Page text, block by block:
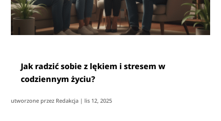
Jak radzić sobie z lękiem i stresem w
codziennym życiu?
utworzone przez Redakcja | lis 12, 2025